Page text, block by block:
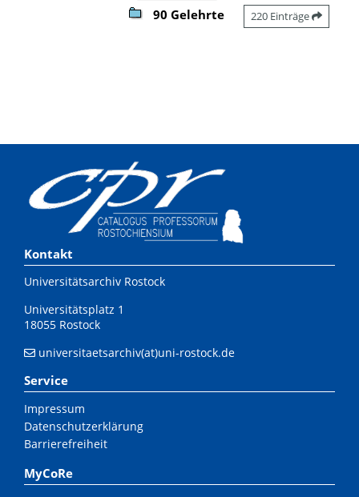
90 Gelehrte 220 Einträge
Kontakt
Universitätsarchiv Rostock
Universitätsplatz 1
18055 Rostock
universitaetsarchiv(at)uni-rostock.de
Service
Impressum
Datenschutzerklärung
Barrierefreiheit
MyCoRe